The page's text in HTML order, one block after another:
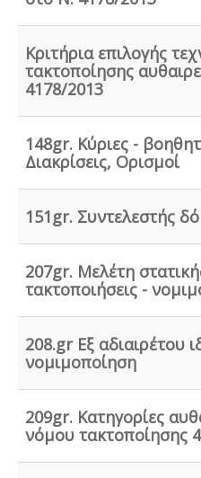
περιβάλλοντος και
δεξαμενής - Οι πισίνες
επεξεργασίας νερού
κανονισμός
λειτουργίας εκδίδεται με
Τεχνικός ασφαλείας
επιχειρήσεις έχουν
μελέτη επικινδυνότητας
Κριτήρια επιλογής
τακτοποίησης
4178/2013
148gr. Κύριες -
Διακρίσεις, Ορισμοί
151gr. Συντελεστής
207gr. Μελέτη
τακτοποιήσεις -
208.gr Εξ αδιαιρέτου
νομιμοποίηση
209gr. Κατηγορίες
νόμου τακτοποίησης